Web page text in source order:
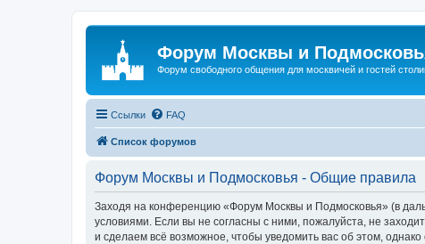
Форум Москвы и
Форум свободного общения для москвичей и гостей
Ссылки FAQ
Список форумов
Форум Москвы и Подмосковья - Общие правила
Заходя на конференцию «Форум Москвы и Подмосковья» (в
условиями. Если вы не согласны с ними, пожалуйста, не
и сделаем всё возможное, чтобы уведомить вас об этом,